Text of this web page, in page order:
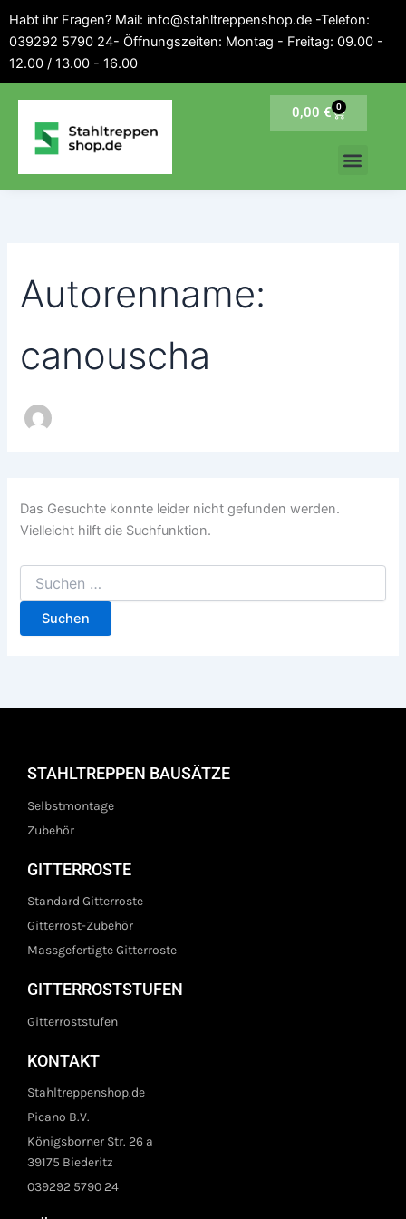
springen
Habt ihr Fragen? Mail: info@stahltreppenshop.de -Telefon:
039292 5790 24- Öffnungszeiten: Montag - Freitag: 09.00 -
12.00 / 13.00 - 16.00
0,00 € 0
Warenkorb
Autorenname:
canouscha
Das Gesuchte konnte leider nicht gefunden werden.
Vielleicht hilft die Suchfunktion.
nach:
STAHLTREPPEN BAUSÄTZE
Selbstmontage
Zubehör
GITTERROSTE
Standard Gitterroste
Gitterrost-Zubehör
Massgefertigte Gitterroste
GITTERROSTSTUFEN
Gitterroststufen
KONTAKT
Stahltreppenshop.de
Picano B.V.
Königsborner Str. 26 a
39175 Biederitz
039292 5790 24